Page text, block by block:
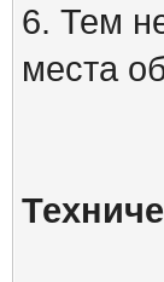
6. Тем
места